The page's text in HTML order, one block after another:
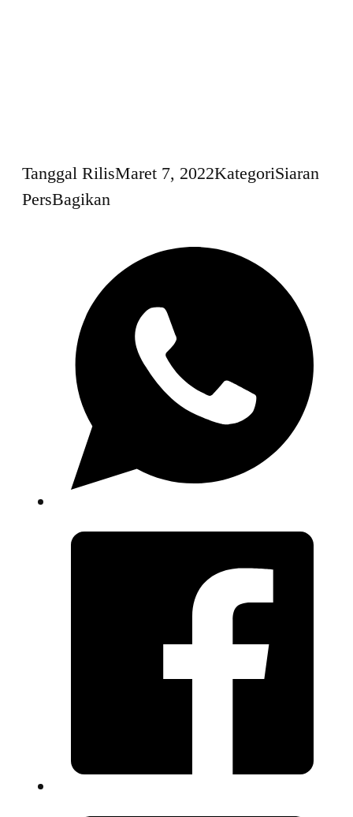
Tanggal RilisMaret 7, 2022KategoriSiaran
PersBagikan